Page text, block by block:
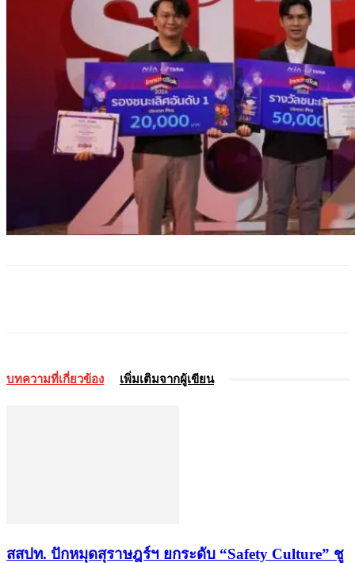
บทความที่เกี่ยวข้อง เพิ่มเติมจากผู้เขียน
สสปท. ปักหมุดสุราษฎร์ฯ ยกระดับ “Safety Culture” ชู